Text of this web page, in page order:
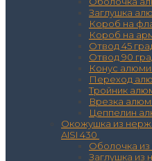
Заглушка
Короб на
Короб на
Отвод 45
Отвод 90
Конус
Переход
Тройник
Врезка
Цеппелин
Окожушка из
AISI 430
Оболочка
Заглушка из